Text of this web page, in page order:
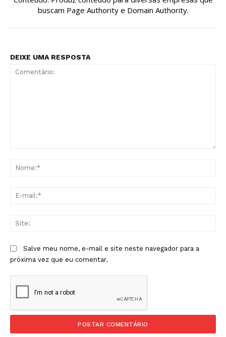
buscam Page Authority e Domain Authority.
DEIXE UMA RESPOSTA
Salve meu nome, e-mail e site neste navegador para a
próxima vez que eu comentar.